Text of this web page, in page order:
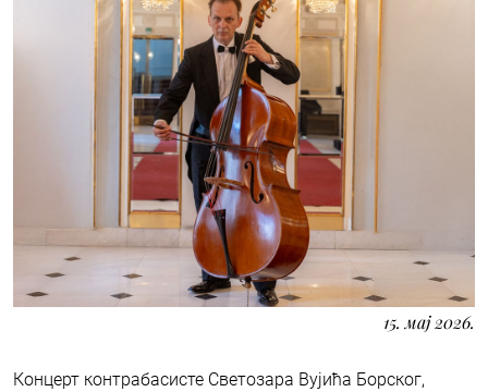
15. мај 2026.
Концерт контрабасисте Светозара Вујића Борског,